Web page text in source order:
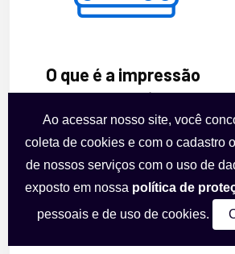
O que é a impressão
transpromocional?
Transpromo, ou impressão
a impressão de faturas de
empresas de serviço como água
outras
Ao acessar nosso site, você
coleta de cookies e com o cadastro
de nossos serviços com o uso de
exposto em nossa política de
pessoais e de uso de cookies.